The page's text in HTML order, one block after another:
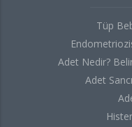
Tüp
Adet Nedir?
Adet